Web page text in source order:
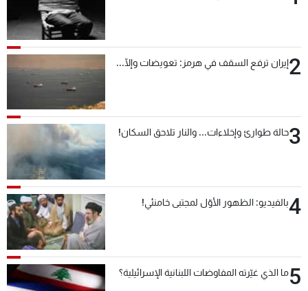
2إيران ترفع السقف في هرمز: تعويضات وإلّا...
3حالة طوارئ وإخلاءات... والنار تلاحق السكان!
4بالفيديو: الظهور الأوّل لمجتبى خامنئي!
5ما الذي غيّرته المفاوضات اللبنانية الإسرائيلية؟